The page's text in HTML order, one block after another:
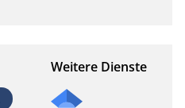
Weitere Dienste